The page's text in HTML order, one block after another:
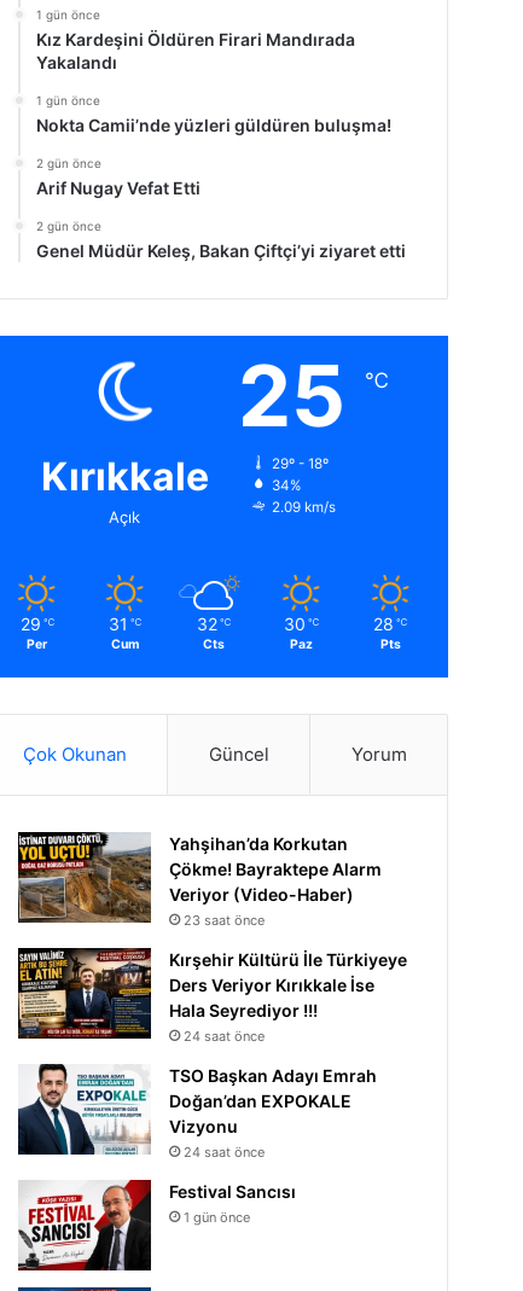
1 gün önce
Kız Kardeşini Öldüren Firari Mandırada
Yakalandı
1 gün önce
Nokta Camii’nde yüzleri güldüren buluşma!
2 gün önce
Arif Nugay Vefat Etti
2 gün önce
Genel Müdür Keleş, Bakan Çiftçi’yi ziyaret etti
Kırıkkale
Açık
25 ℃
29º - 18º
34%
2.09 km/s
29 ℃
Per
31 ℃
Cum
32 ℃
Cts
30 ℃
Paz
28 ℃
Pts
Çok Okunan Güncel Yorum
Yahşihan’da Korkutan
Çökme! Bayraktepe Alarm
Veriyor (Video-Haber)
23 saat önce
Kırşehir Kültürü İle Türkiyeye
Ders Veriyor Kırıkkale İse
Hala Seyrediyor !!!
24 saat önce
TSO Başkan Adayı Emrah
Doğan’dan EXPOKALE
Vizyonu
24 saat önce
Festival Sancısı
1 gün önce